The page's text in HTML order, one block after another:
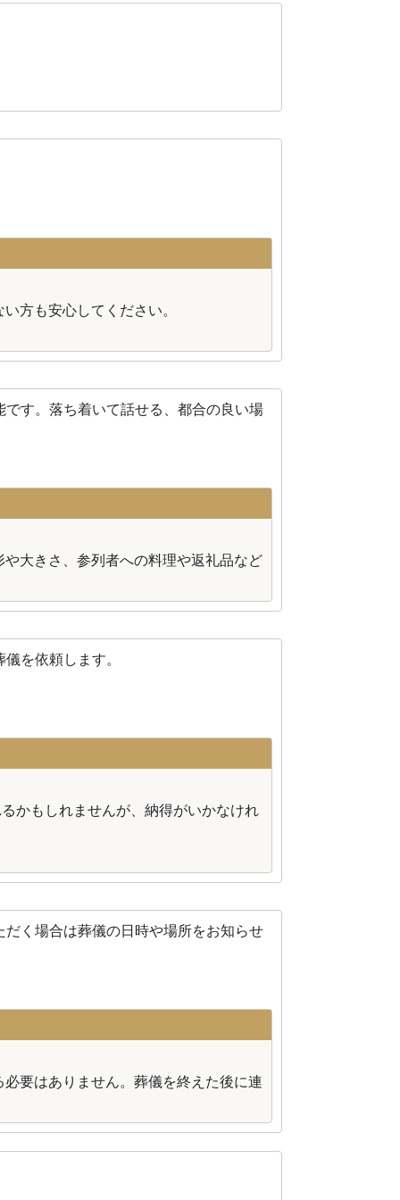
方も安心してください。
す。落ち着いて話せる、都合の良い場
大きさ、参列者への料理や返礼品など
を依頼します。
かもしれませんが、納得がいかなけれ
く場合は葬儀の日時や場所をお知らせ
要はありません。葬儀を終えた後に連